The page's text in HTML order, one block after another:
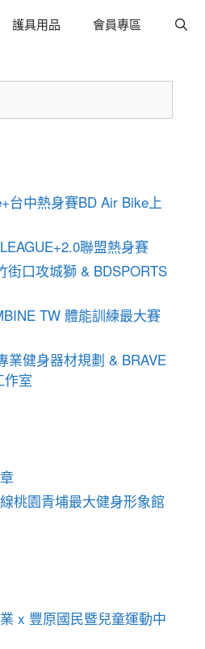
護具用品 會員專區
台中熱身賽BD Air Bike上
聯盟熱身賽
街口攻城獅 & BDSPORTS
TW 體能訓練最大賽
業健身器材規劃 & BRAVE
作室
桃園青埔最大健身形象館
x 豐原國民暨兒童運動中